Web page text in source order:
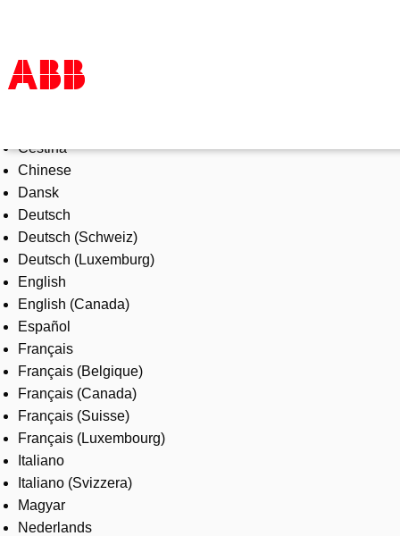
Products & Solutions
Industries
Services
About us
Where to buy
Contact us
Careers
Čeština
Chinese
Dansk
Deutsch
Deutsch (Schweiz)
Deutsch (Luxemburg)
English
English (Canada)
Español
Français
Français (Belgique)
Français (Canada)
Français (Suisse)
Français (Luxembourg)
Italiano
Italiano (Svizzera)
Magyar
Nederlands